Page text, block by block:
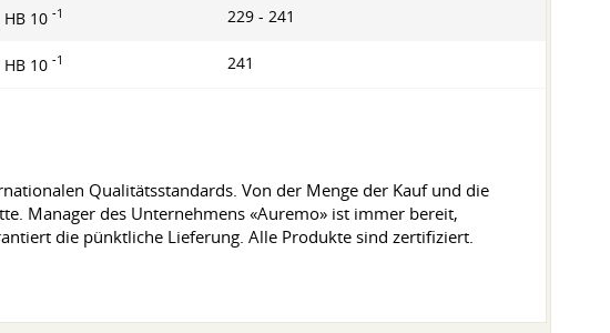
HB 10 -1 229 - 241
HB 10 -1 241
Qualitätsstandards. Von der Menge der Kauf und die
Manager des Unternehmens «Auremo» ist immer bereit,
die pünktliche Lieferung. Alle Produkte sind zertifiziert.